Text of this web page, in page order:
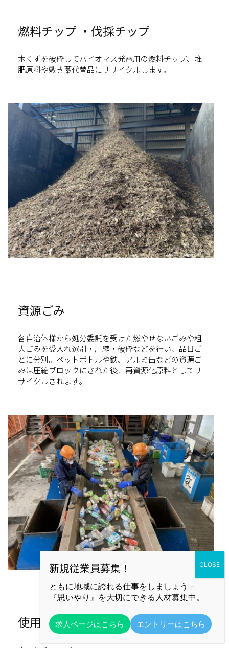
燃料チップ ・伐採チップ
木くずを破砕してバイオマス発電用の燃料チップ、堆
肥原料や敷き藁代替品にリサイクルします。
資源ごみ
各自治体様から処分委託を受けた燃やせないごみや粗
大ごみを受入れ選別・圧縮・破砕などを行い、品目ご
とに分別。ペットボトルや鉄、アルミ缶などの資源ご
みは圧縮ブロックにされた後、再資源化原料としてリ
サイクルされます。
使用重機
ともに地域に誇れる仕事をしましょう－
『思いやり』を大切にできる人材募集中。
求人ページはこちら エントリーはこちら